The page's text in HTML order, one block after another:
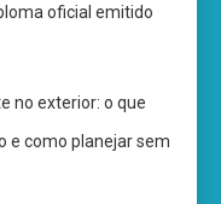
oficial emitido
no exterior: o que
e como planejar sem